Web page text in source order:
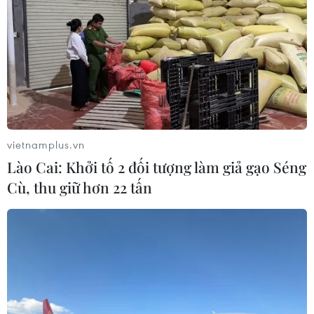
chất lượng điều trị HIV với trên 96% người nhiễm HIV
vietnamplus.vn
Lào Cai: Khởi tố 2 đối tượng làm giả gạo Séng
Cù, thu giữ hơn 22 tấn